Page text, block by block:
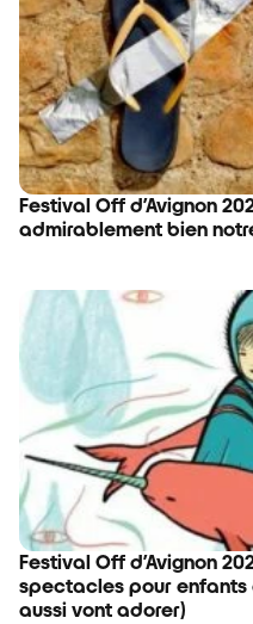
Festival Off d’Avignon
admirablement bien
Festival Off d’Avignon
spectacles pour enfants
aussi vont adorer)